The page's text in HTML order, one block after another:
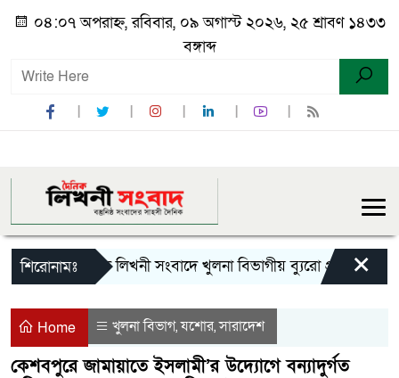
০৪:০৭ অপরাহ্ন, রবিবার, ০৯ অগাস্ট ২০২৬, ২৫ শ্রাবণ ১৪৩৩
বঙ্গাব্দ
শিরোনামঃ
দৈনিক লিখনী সংবাদে খুলনা বিভাগীয় ব্যুরো প্রধান হিসেবে
×
Home খুলনা বিভাগ,যশোর,সারাদেশ
কেশবপুরে জামায়াতে ইসলামী’র উদ্যোগে বন্যাদুর্গত